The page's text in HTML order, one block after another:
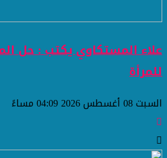
علاء المستكاوي يكتب : حل
للمرأة
السبت 08 أغسطس 2026 04:09 مساءً